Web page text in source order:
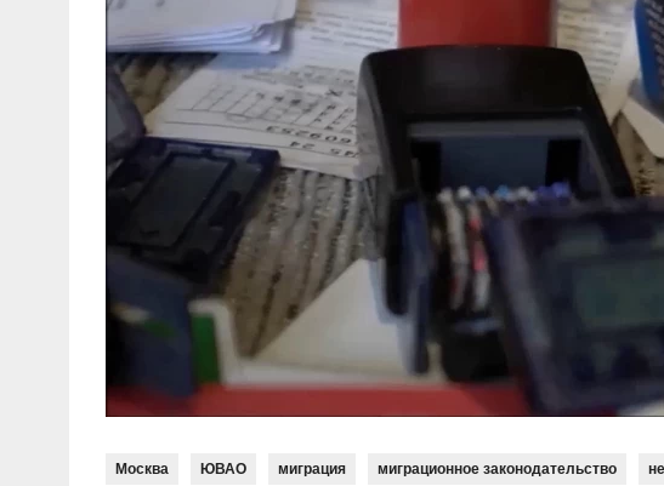
Москва ЮВАО миграция миграционное законодательство